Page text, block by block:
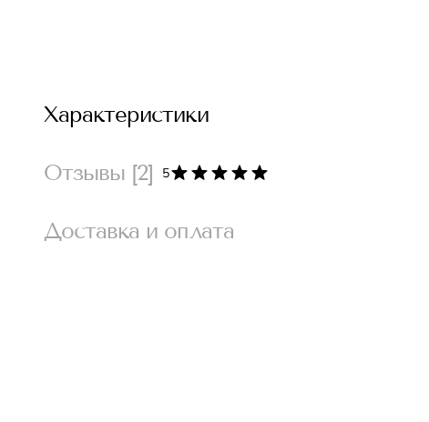
Характеристики
Отзывы [2] 5
Доставка и оплата